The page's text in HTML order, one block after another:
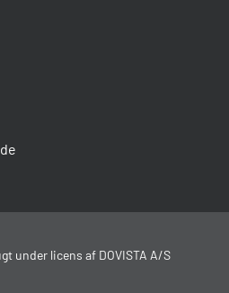
under licens af DOVISTA A/S